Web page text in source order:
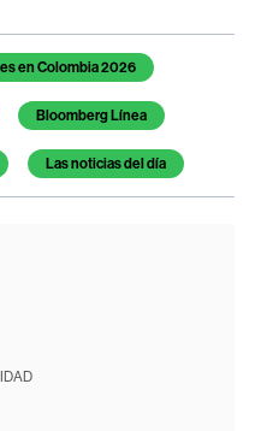
en Colombia 2026
Bloomberg Línea
Las noticias del día